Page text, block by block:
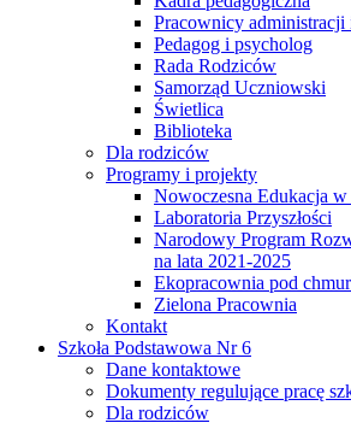
Pracownicy administracji
Pedagog i psycholog
Rada Rodziców
Samorząd Uczniowski
Świetlica
Biblioteka
Dla rodziców
Programy i projekty
Nowoczesna Edukacja w
Laboratoria Przyszłości
Narodowy Program
na lata 2021-2025
Ekopracownia pod
Zielona Pracownia
Kontakt
Szkoła Podstawowa Nr 6
Dane kontaktowe
Dokumenty regulujące pracę
Dla rodziców